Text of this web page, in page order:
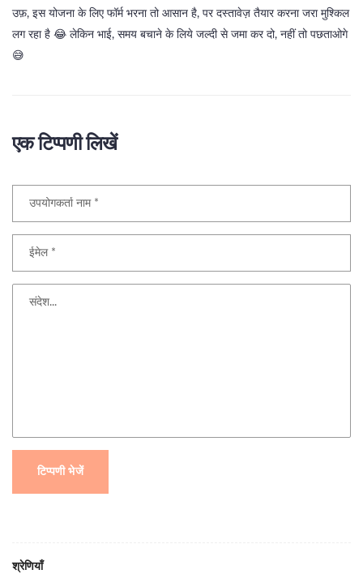
उफ़, इस योजना के लिए फॉर्म भरना तो आसान है, पर दस्तावेज़ तैयार करना जरा मुश्किल
लग रहा है 😂 लेकिन भाई, समय बचाने के लिये जल्दी से जमा कर दो, नहीं तो पछताओगे
😅
एक टिप्पणी लिखें
टिप्पणी भेजें
श्रेणियाँ